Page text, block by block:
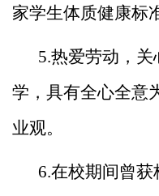
家学生体质健康标
5.热爱劳动，
学，具有全心全意
业观。
6.在校期间曾